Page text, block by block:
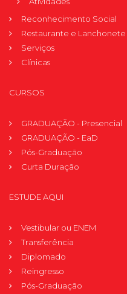
Reconhecimento Social
Restaurante e Lanchonete
Serviços
Clínicas
CURSOS
GRADUAÇÃO - Presencial
GRADUAÇÃO - EaD
Pós-Graduação
Curta Duração
ESTUDE AQUI
Vestibular ou ENEM
Transferência
Diplomado
Reingresso
Pós-Graduação